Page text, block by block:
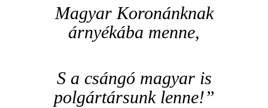
Magyar Koronánknak
árnyékába menne,
S a csángó magyar is
polgártársunk lenne!”